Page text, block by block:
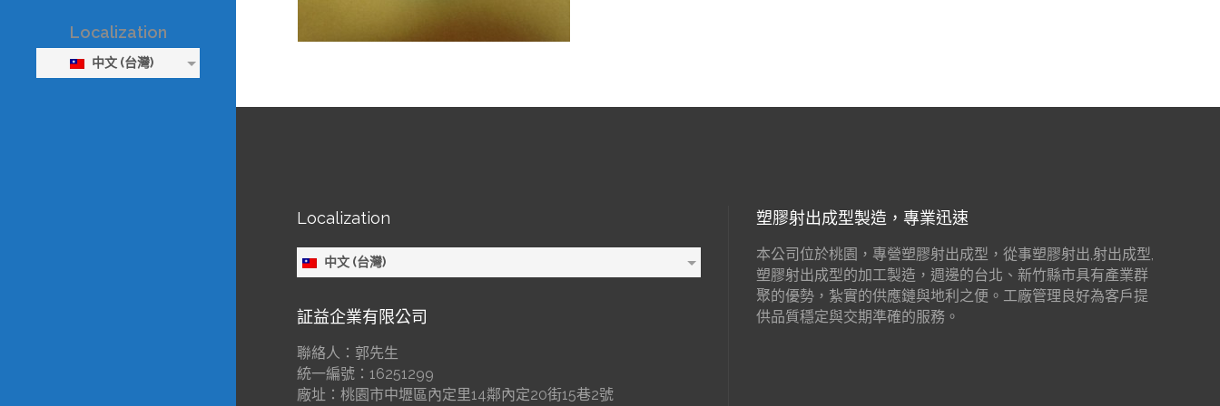
Localization
中文 (台灣)
Localization
中文 (台灣)
証益企業有限公司
聯絡人：郭先生
統一編號：16251299
廠址：桃園市中壢區內定里14鄰內定20街15巷2號
塑膠射出成型製造，專業迅速
本公司位於桃園，專營塑膠射出成型，從事塑膠射出,射出成型,
塑膠射出成型的加工製造，週邊的台北、新竹縣市具有產業群
聚的優勢，紮實的供應鏈與地利之便。工廠管理良好為客戶提
供品質穩定與交期準確的服務。